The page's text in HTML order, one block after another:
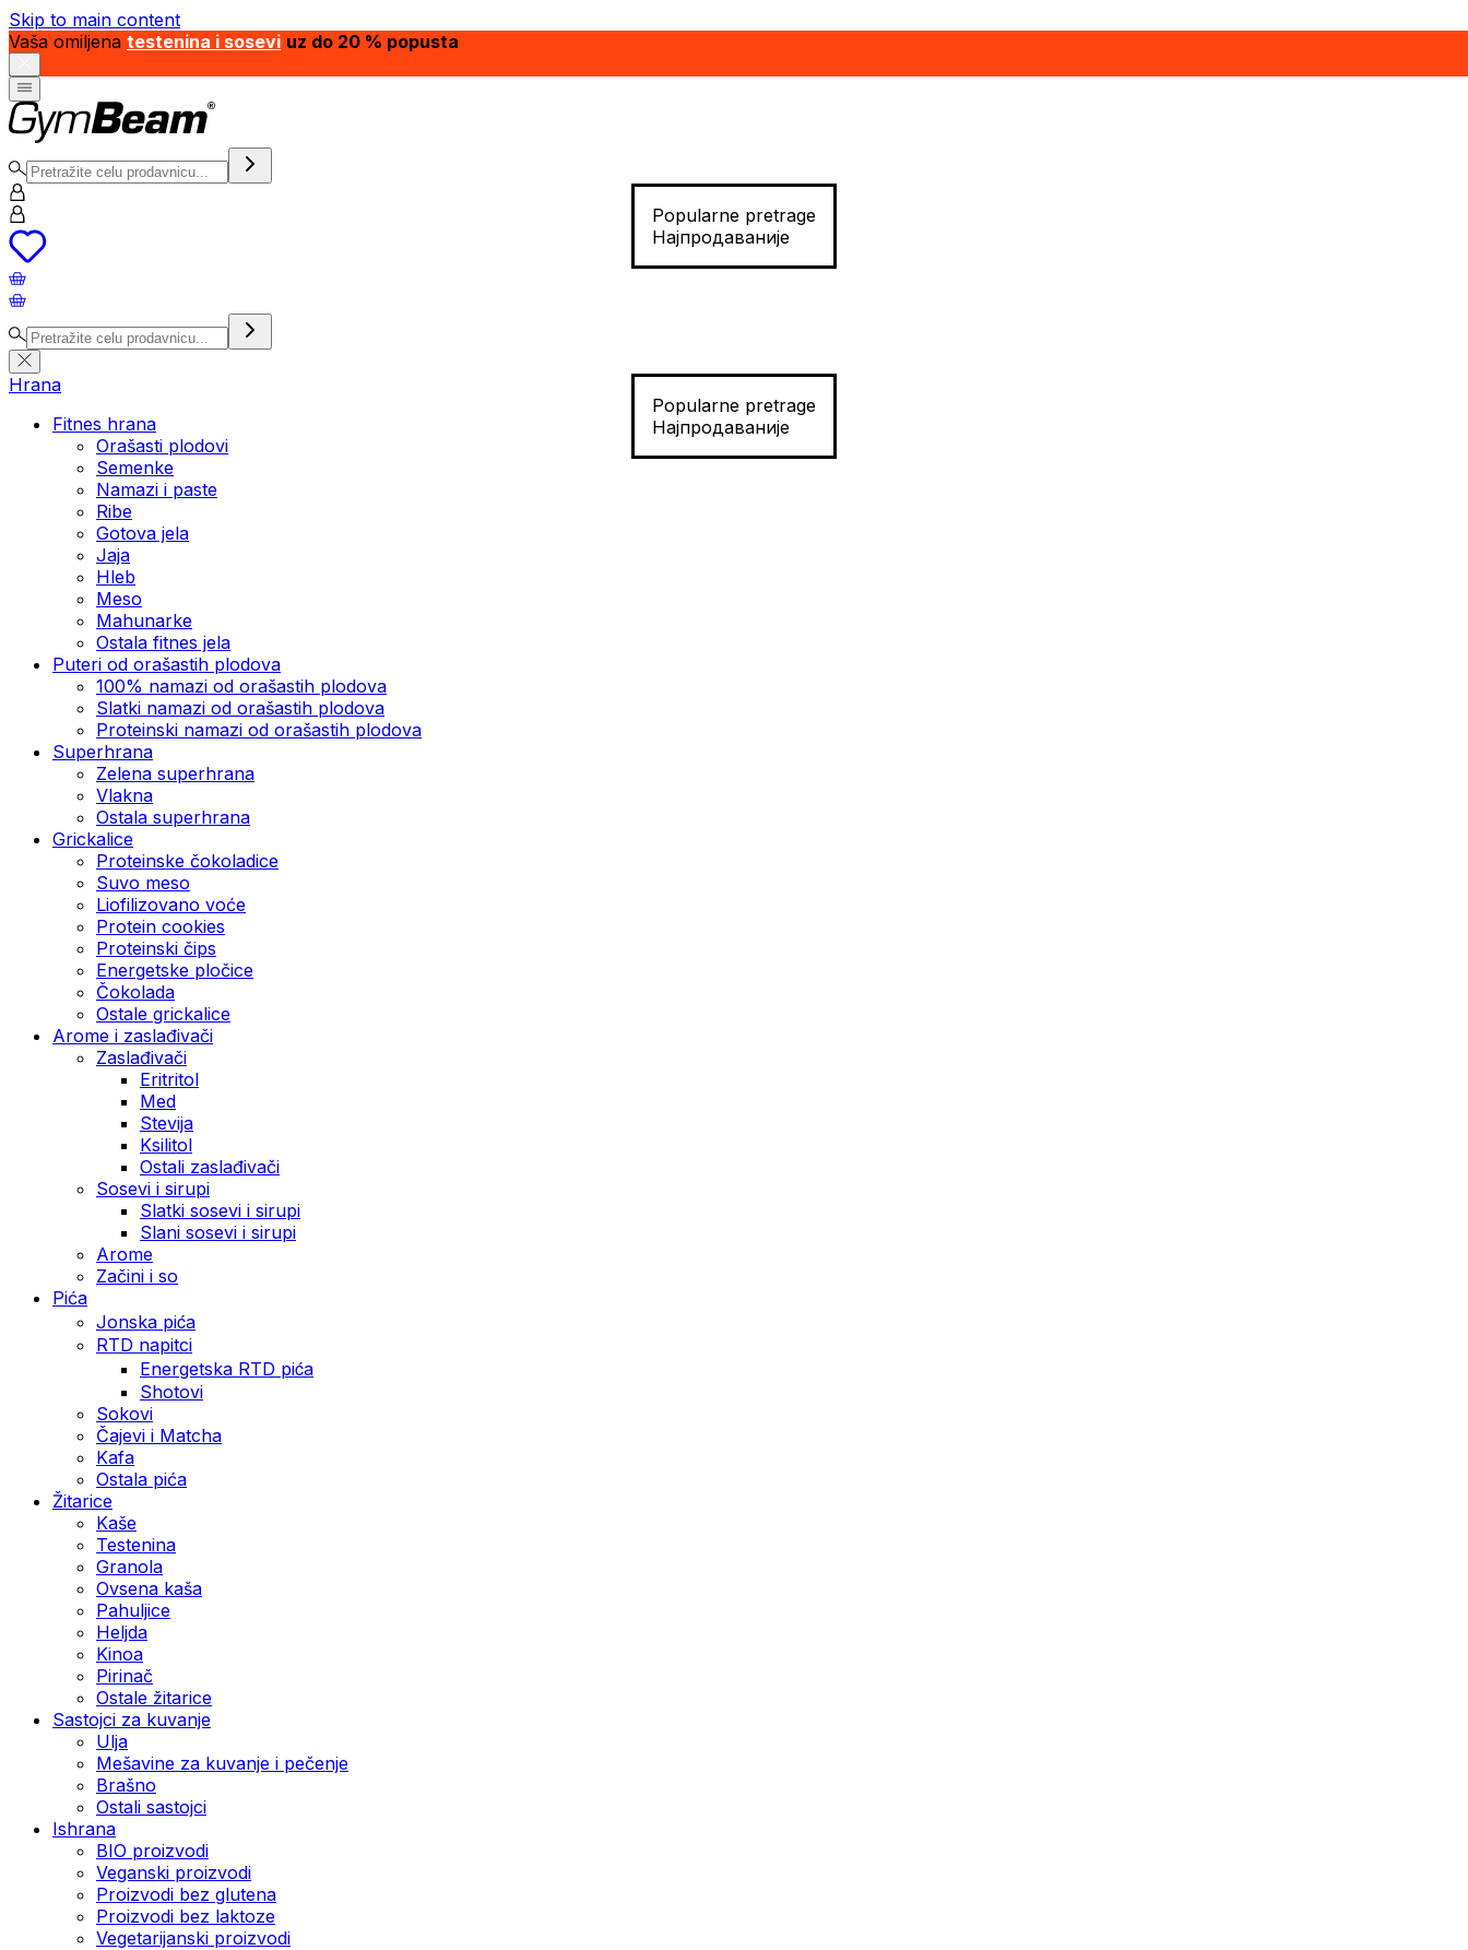
Skip to main content
Vaša omiljena testenina i sosevi uz do 20 % popusta
Popularne pretrage
Најпродаваније
Popularne pretrage
Најпродаваније
Hrana
Fitnes hrana
Orašasti plodovi
Semenke
Namazi i paste
Ribe
Gotova jela
Јаја
Hleb
Meso
Mahunarke
Ostala fitnes jela
Puteri od orašastih plodova
100% namazi od orašastih plodova
Slatki namazi od orašastih plodova
Proteinski namazi od orašastih plodova
Superhrana
Zelena superhrana
Vlakna
Ostala superhrana
Grickalice
Proteinske čokoladice
Suvo meso
Liofilizovano voće
Protein cookies
Proteinski čips
Energetske pločice
Čokolada
Ostale grickalice
Arome i zaslađivači
Zaslađivači
Eritritol
Med
Stevija
Ksilitol
Ostali zaslađivači
Sosevi i sirupi
Slatki sosevi i sirupi
Slani sosevi i sirupi
Arome
Začini i so
Pića
Jonska pića
RTD napitci
Energetska RTD pića
Shotovi
Sokovi
Čajevi i Matcha
Kafa
Ostala pića
Žitarice
Kaše
Testenina
Granola
Ovsena kaša
Pahuljice
Heljda
Kinoa
Pirinač
Ostale žitarice
Sastojci za kuvanje
Ulja
Mešavine za kuvanje i pečenje
Brašno
Ostali sastojci
Ishrana
BIO proizvodi
Veganski proizvodi
Proizvodi bez glutena
Proizvodi bez laktoze
Vegetarijanski proizvodi